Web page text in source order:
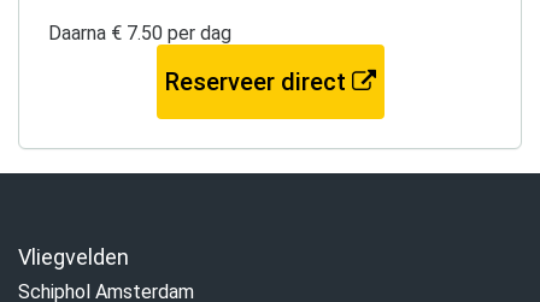
Daarna € 7.50 per dag
Reserveer direct
Vliegvelden
Schiphol Amsterdam